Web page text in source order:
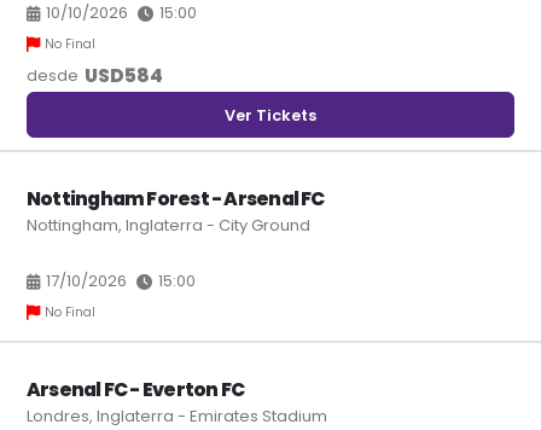
10/10/2026 15:00
No Final
desde USD584
Ver Tickets
Nottingham Forest - Arsenal FC
Nottingham, Inglaterra - City Ground
17/10/2026 15:00
No Final
Arsenal FC - Everton FC
Londres, Inglaterra - Emirates Stadium